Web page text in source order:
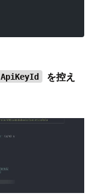
ApiKeyId
を控え